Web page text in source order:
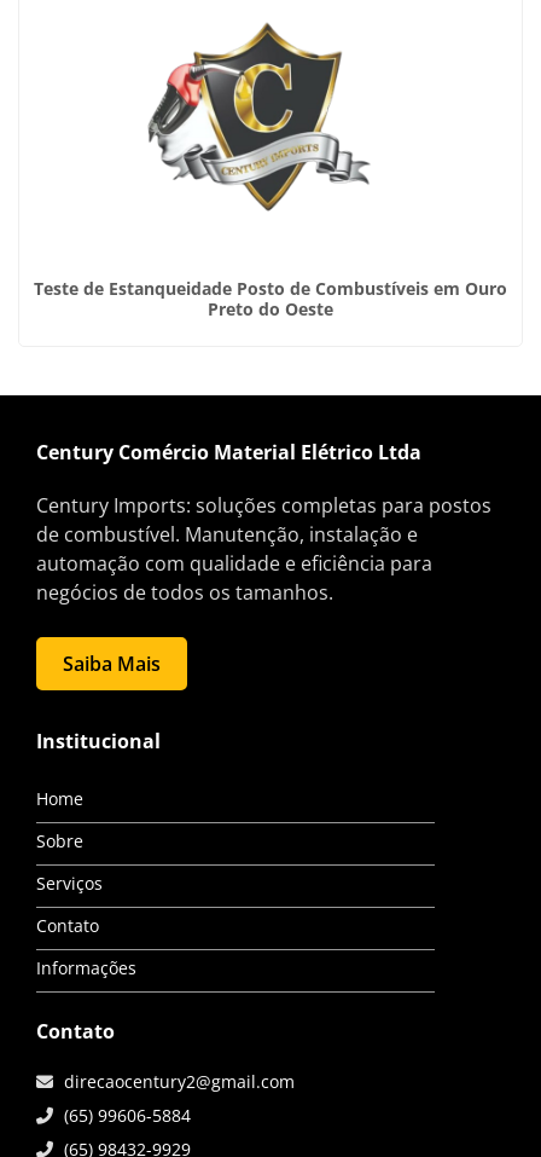
Teste de Estanqueidade Posto de Combustíveis em Ouro
Preto do Oeste
Century Comércio Material Elétrico Ltda
Century Imports: soluções completas para postos
de combustível. Manutenção, instalação e
automação com qualidade e eficiência para
negócios de todos os tamanhos.
Saiba Mais
Institucional
Home
Sobre
Serviços
Contato
Informações
Contato
direcaocentury2@gmail.com
(65) 99606-5884
(65) 98432-9929